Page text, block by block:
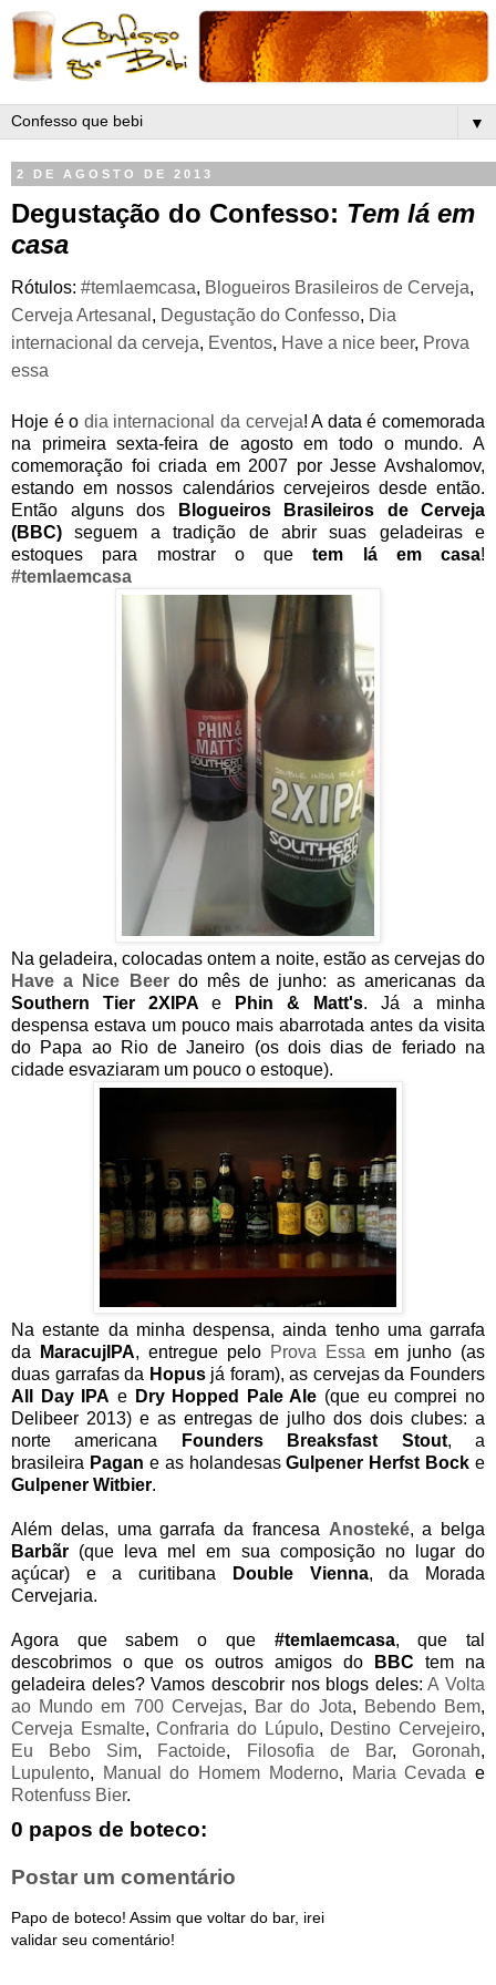
▼
2 DE AGOSTO DE 2013
Degustação do Confesso: Tem lá em
casa
Rótulos: #temlaemcasa, Blogueiros Brasileiros de Cerveja,
Cerveja Artesanal , Degustação do Confesso, Dia
internacional da cerveja, Eventos, Have a nice beer, Prova
essa
Hoje é o dia internacional da cerveja! A data é comemorada
na primeira sexta-feira de agosto em todo o mundo. A
comemoração foi criada em 2007 por Jesse Avshalomov,
estando em nossos calendários cervejeiros desde então.
Então alguns dos
Blogueiros Brasileiros de Cerveja
(BBC) seguem a tradição de abrir suas geladeiras e
estoques para mostrar o quetem lá em casa!
#temlaemcasa
Na geladeira, colocadas ontem a noite, estão as cervejas do
Have a Nice Beerdo mês de junho: as americanas da
Southern Tier 2XIPA e Phin & Matt's. Já a minha
despensa estava um pouco mais abarrotada antes da visita
do Papa ao Rio de Janeiro (os dois dias de feriado na
cidade esvaziaram um pouco o estoque).
Na estante da minha despensa, ainda tenho uma garrafa
da
MaracujIPA, entregue pelo Prova Essa em junho (as
duas garrafas da Hopus já foram), as cervejas da Founders
All Day IPA e Dry Hopped Pale Ale (que eu comprei no
Delibeer 2013) e as entregas de julho dos dois clubes: a
norte americana
Founders Breaksfast Stout, a
brasileira Pagan e as holandesasGulpener Herfst Bock e
Gulpener Witbier.
Além delas, uma garrafa da francesa Anosteké, a belga
Barbãr (que leva mel em sua composição no lugar do
açúcar) e a curitibana
Double Vienna, da Morada
Cervejaria.
Agora que sabem o que #temlaemcasa, que tal
descobrimos o que os outros amigos do
BBC tem na
geladeira deles? Vamos descobrir nos blogs deles:A Volta
ao Mundo em 700 Cervejas, Bar do Jota, Bebendo Bem,
Cerveja Esmalte,Confraria do Lúpulo, Destino Cervejeiro,
Eu Bebo Sim, Factoide, Filosofia de Bar,Goronah,
Lupulento, Manual do Homem Moderno, Maria Cevada e
Rotenfuss Bier.
0 papos de boteco:
Postar um comentário
Papo de boteco! Assim que voltar do bar, irei
validar seu comentário!